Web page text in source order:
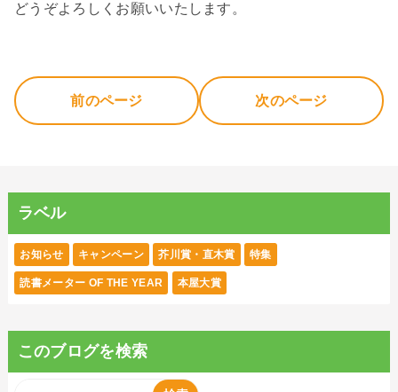
どうぞよろしくお願いいたします。
前のページ 次のページ
ラベル
お知らせ キャンペーン 芥川賞・直木賞 特集
読書メーター OF THE YEAR 本屋大賞
このブログを検索